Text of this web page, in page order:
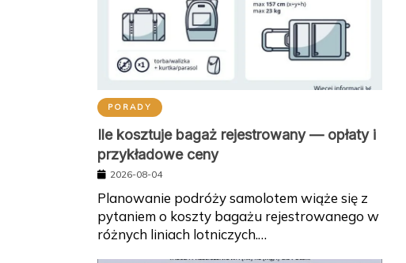
PORADY
Ile kosztuje bagaż rejestrowany — opłaty i
przykładowe ceny
2026-08-04
Planowanie podróży samolotem wiąże się z
pytaniem o koszty bagażu rejestrowanego w
różnych liniach lotniczych.…